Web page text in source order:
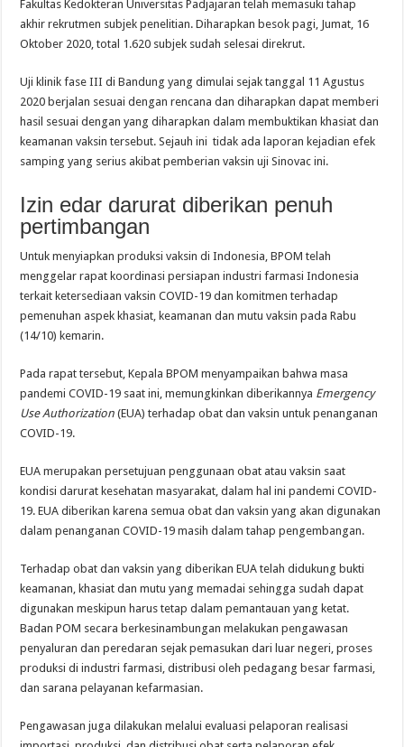
Fakultas Kedokteran Universitas Padjajaran telah memasuki tahap
akhir rekrutmen subjek penelitian. Diharapkan besok pagi, Jumat, 16
Oktober 2020, total 1.620 subjek sudah selesai direkrut.
Uji klinik fase III di Bandung yang dimulai sejak tanggal 11 Agustus
2020 berjalan sesuai dengan rencana dan diharapkan dapat memberi
hasil sesuai dengan yang diharapkan dalam membuktikan khasiat dan
keamanan vaksin tersebut. Sejauh ini tidak ada laporan kejadian efek
samping yang serius akibat pemberian vaksin uji Sinovac ini.
Izin edar darurat diberikan penuh
pertimbangan
Untuk menyiapkan produksi vaksin di Indonesia, BPOM telah
menggelar rapat koordinasi persiapan industri farmasi Indonesia
terkait ketersediaan vaksin COVID-19 dan komitmen terhadap
pemenuhan aspek khasiat, keamanan dan mutu vaksin pada Rabu
(14/10) kemarin.
Pada rapat tersebut, Kepala BPOM menyampaikan bahwa masa
pandemi COVID-19 saat ini, memungkinkan diberikannya Emergency
Use Authorization(EUA) terhadap obat dan vaksin untuk penanganan
COVID-19.
EUA merupakan persetujuan penggunaan obat atau vaksin saat
kondisi darurat kesehatan masyarakat, dalam hal ini pandemi COVID-
19. EUA diberikan karena semua obat dan vaksin yang akan digunakan
dalam penanganan COVID-19 masih dalam tahap pengembangan.
Terhadap obat dan vaksin yang diberikan EUA telah didukung bukti
keamanan, khasiat dan mutu yang memadai sehingga sudah dapat
digunakan meskipun harus tetap dalam pemantauan yang ketat.
Badan POM secara berkesinambungan melakukan pengawasan
penyaluran dan peredaran sejak pemasukan dari luar negeri, proses
produksi di industri farmasi, distribusi oleh pedagang besar farmasi,
dan sarana pelayanan kefarmasian.
Pengawasan juga dilakukan melalui evaluasi pelaporan realisasi